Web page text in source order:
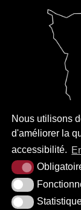
Nous utilisons
d'améliorer la
accessibilité.
PLAN DU